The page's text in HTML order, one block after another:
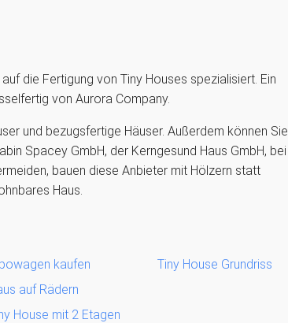
die Fertigung von Tiny Houses spezialisiert. Ein
von Aurora Company.
und bezugsfertige Häuser. Außerdem können
Spacey GmbH, der Kerngesund Haus GmbH, bei
bauen diese Anbieter mit Hölzern statt
Haus.
kaufen
auf Rädern
House mit 2 Etagen
Tiny House Grundriss